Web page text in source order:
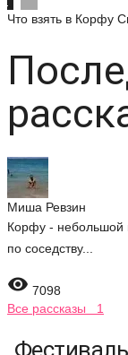
Что взять в Корфу
Миша Ревзин
Корфу - небольшой
по соседству...
 7098
Все рассказы 1